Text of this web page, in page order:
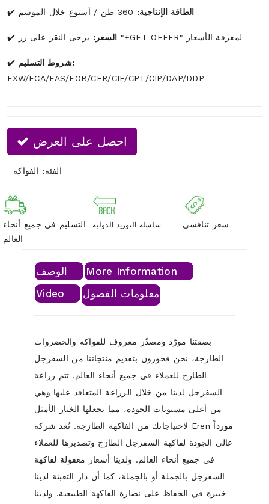
الطاقة الإنتاجية:
السعر: يرجى النقر على زر "+GET OFFER" لمعرفة الأسعار
شروط التسليم:
EXW/FCA/FAS/FOB/CFR/CIF/CPT/CIP/DAP/DDP
احصل على العرض
الفئة: الفواكه
التسليم في جميع أنحاء
العالم
سلسلة التوريد الدولية سعر تنافسى
الوصف
More Information
Video
معلومات الفصول
بصفتنا مورّد ومصدّر معروف للفواكه والخضروات
الطازجة، نحن فخورون بتقديم منتجاتنا من السفرجل
الطازج للعملاء في جميع أنحاء العالم. تتم زراعة
السفرجل لدينا من خلال الزراعة المتعاقد عليها وهي
من أعلى مستويات الجودة، مما يجعلها الخيار الأمثل
لاحتياجاتك من الفاكهة الطازجة. تُعد شركة Eren مورداً
عالي الجودة لفاكهة السفرجل الطازج وتصديرها للعملاء
في جميع أنحاء العالم. ولدينا أسعار معقولة لفاكهة
السفرجل بالجملة أو بالجملة، كما أن دار التعبئة لدينا
خبيرة في الحفاظ على نضارة الفاكهة الطبيعية. ولدينا